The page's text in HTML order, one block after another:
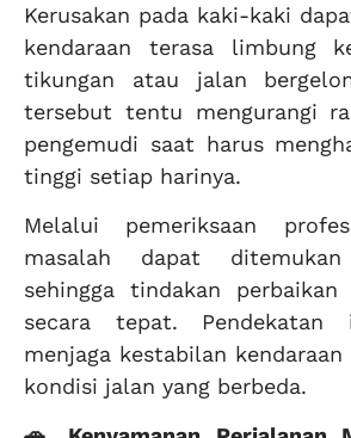
Kerusakan pada kaki-kaki
kendaraan terasa limbung
tikungan atau jalan
tersebut tentu mengurangi
pengemudi saat harus
tinggi setiap harinya.
Melalui pemeriksaan
masalah dapat
sehingga tindakan
secara tepat. Pendekatan
menjaga kestabilan kendaraan
kondisi jalan yang berbeda.